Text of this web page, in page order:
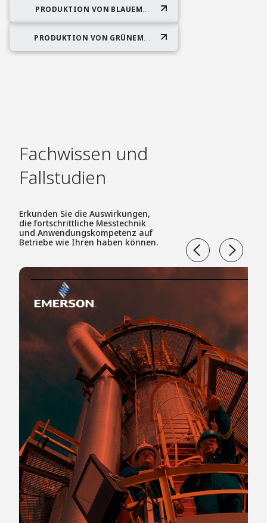
PRODUKTION VON BLAUEM
WASSERSTOFF
PRODUKTION VON GRÜNEM
WASSERSTOFF
Fachwissen und
Fallstudien​
Erkunden Sie die Auswirkungen,
die fortschrittliche Messtechnik
und Anwendungskompetenz auf
Betriebe wie Ihren haben können.​